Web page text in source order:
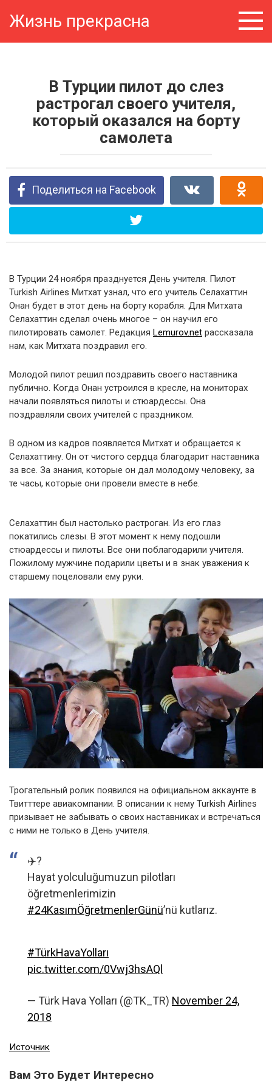
Жизнь прекрасна
В Турции пилот до слез
растрогал своего учителя,
который оказался на борту
самолета
Поделиться на Facebook
В Турции 24 ноября празднуется День учителя. Пилот
Turkish Airlines Митхат узнал, что его учитель Селахаттин
Онан будет в этот день на борту корабля. Для Митхата
Селахаттин сделал очень многое – он научил его
пилотировать самолет. Редакция Lemurov.net рассказала
нам, как Митхата поздравил его.
Молодой пилот решил поздравить своего наставника
публично. Когда Онан устроился в кресле, на мониторах
начали появляться пилоты и стюардессы. Она
поздравляли своих учителей с праздником.
В одном из кадров появляется Митхат и обращается к
Селахаттину. Он от чистого сердца благодарит наставника
за все. За знания, которые он дал молодому человеку, за
те часы, которые они провели вместе в небе.
Селахаттин был настолько растроган. Из его глаз
покатились слезы. В этот момент к нему подошли
стюардессы и пилоты. Все они поблагодарили учителя.
Пожилому мужчине подарили цветы и в знак уважения к
старшему поцеловали ему руки.
Трогательный ролик появился на официальном аккаунте в
Твитттере авиакомпании. В описании к нему Turkish Airlines
призывает не забывать о своих наставниках и встречаться
с ними не только в День учителя.
✈️?
Hayat yolculuğumuzun pilotları
öğretmenlerimizin
#24KasımÖğretmenlerGünü’nü kutlarız.
#TürkHavaYolları
pic.twitter.com/0Vwj3hsAQl
— Türk Hava Yolları (@TK_TR) November 24,
2018
Источник
Вам Это Будет Интересно